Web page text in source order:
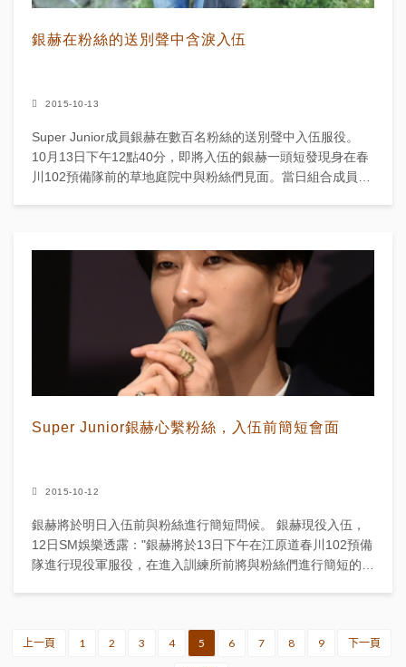
銀赫在粉絲的送別聲中含淚入伍
2015-10-13
Super Junior成員銀赫在數百名粉絲的送別聲中入伍服役。
10月13日下午12點40分，即將入伍的銀赫一頭短發現身在春
川102預備隊前的草地庭院中與粉絲們見面。當日組合成員利
Super Junior銀赫心繫粉絲，入伍前簡短會面
2015-10-12
銀赫將於明日入伍前與粉絲進行簡短問候。 銀赫現役入伍，
12日SM娛樂透露："銀赫將於13日下午在江原道春川102預備
隊進行現役軍服役，在進入訓練所前將與粉絲們進行簡短的問
上一頁 1 2 3 4 5 6 7 8 9 下一頁